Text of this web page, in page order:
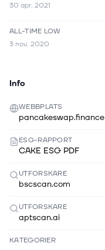
30 apr. 2021
ALL-TIME LOW
3 nov. 2020
Info
WEBBPLATS
pancakeswap.finance
ESG-RAPPORT
CAKE ESG PDF
UTFORSKARE
bscscan.com
UTFORSKARE
aptscan.ai
KATEGORIER